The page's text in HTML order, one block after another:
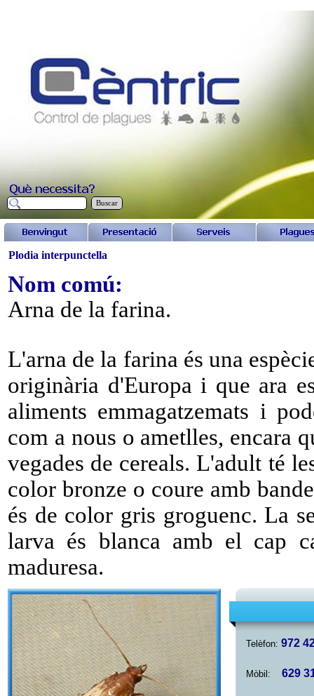
Buscar
Plodia interpunctella
Nom comú:
Arna de la farina.
L'arna de la farina és una
originària d'Europa i que ara
aliments emmagatzemats i
com a nous o ametlles, encara
vegades de cereals. L'adult té
color bronze o coure amb
és de color gris groguenc. La
larva és blanca amb el cap
maduresa.
Telèfon: 972
Mòbil: 629